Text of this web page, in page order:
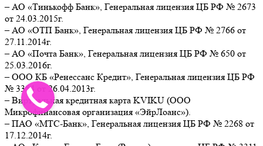
– АО «Тинькофф Банк», Генеральная лицензия ЦБ РФ № 2673
от 24.03.2015г.
– АО «ОТП Банк», Генеральная лицензия ЦБ РФ № 2766 от
27.11.2014г.
– АО «Почта Банк», Генеральная лицензия ЦБ РФ № 650 от
25.03.2016г.
– ООО КБ «Ренессанс Кредит», Генеральная лицензия ЦБ РФ
№ 3354 от 26.04.2013г.
– Виртуальная кредитная карта KVIKU (ООО
Микрофинансовая организация «ЭйрЛоанс»).
– ПАО «МТС-Банк», Генеральная лицензия ЦБ РФ № 2268 от
17.12.2014г.